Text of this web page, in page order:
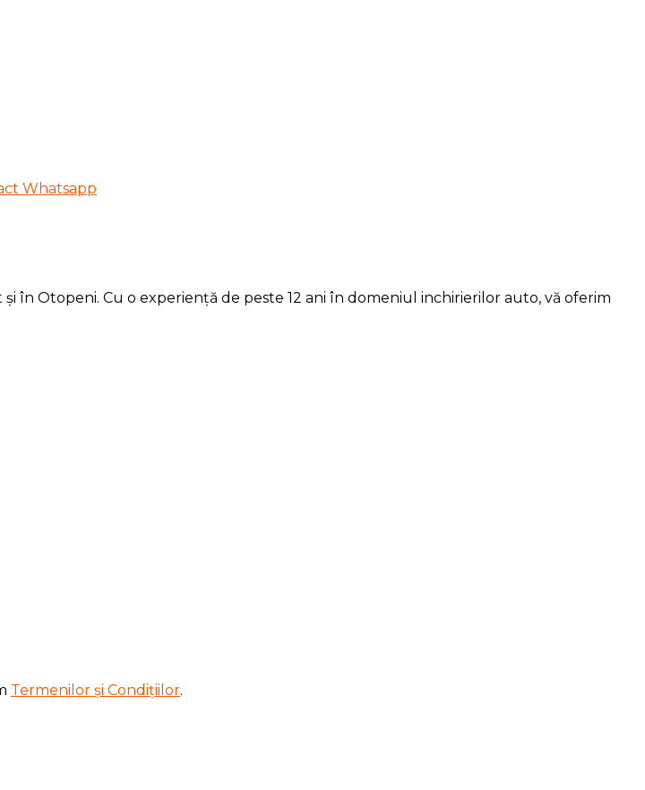
în Otopeni. Cu o experiență de peste 12 ani în domeniul inchirierilor auto, vă oferim
Termenilor și Condițiilor.